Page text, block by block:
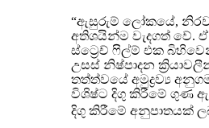
“ඇසුරුම් ලෝකයේ,
අතිශයින්ම වැදගත් වේ.
ස්ට්‍රෙච් ෆිල්ම් එක
උසස් නිෂ්පාදන
තත්ත්වයේ අමුද්‍රව්‍ය
විශිෂ්ට දිගු කිරීමේ ගුණ
දිගු කිරීමේ අනුපාතයක්